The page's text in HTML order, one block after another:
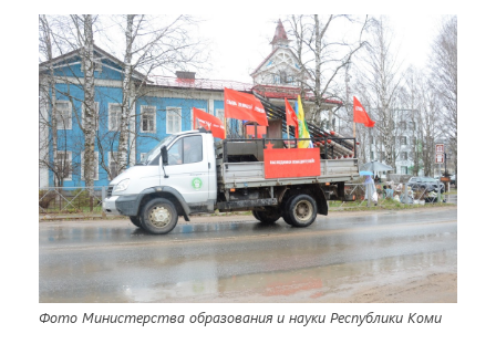
Фото Министерства образования и науки Республики Коми